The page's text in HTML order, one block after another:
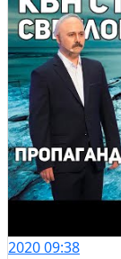
202009:38